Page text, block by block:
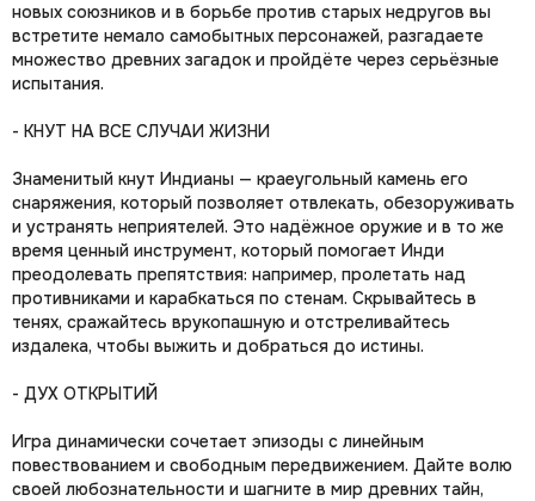
новых союзников и в борьбе против старых недругов вы
встретите немало самобытных персонажей, разгадаете
множество древних загадок и пройдёте через серьёзные
испытания.
- КНУТ НА ВСЕ СЛУЧАИ ЖИЗНИ
Знаменитый кнут Индианы — краеугольный камень его
снаряжения, который позволяет отвлекать, обезоруживать
и устранять неприятелей. Это надёжное оружие и в то же
время ценный инструмент, который помогает Инди
преодолевать препятствия: например, пролетать над
противниками и карабкаться по стенам. Скрывайтесь в
тенях, сражайтесь врукопашную и отстреливайтесь
издалека, чтобы выжить и добраться до истины.
- ДУХ ОТКРЫТИЙ
Игра динамически сочетает эпизоды с линейным
повествованием и свободным передвижением. Дайте волю
своей любознательности и шагните в мир древних тайн,